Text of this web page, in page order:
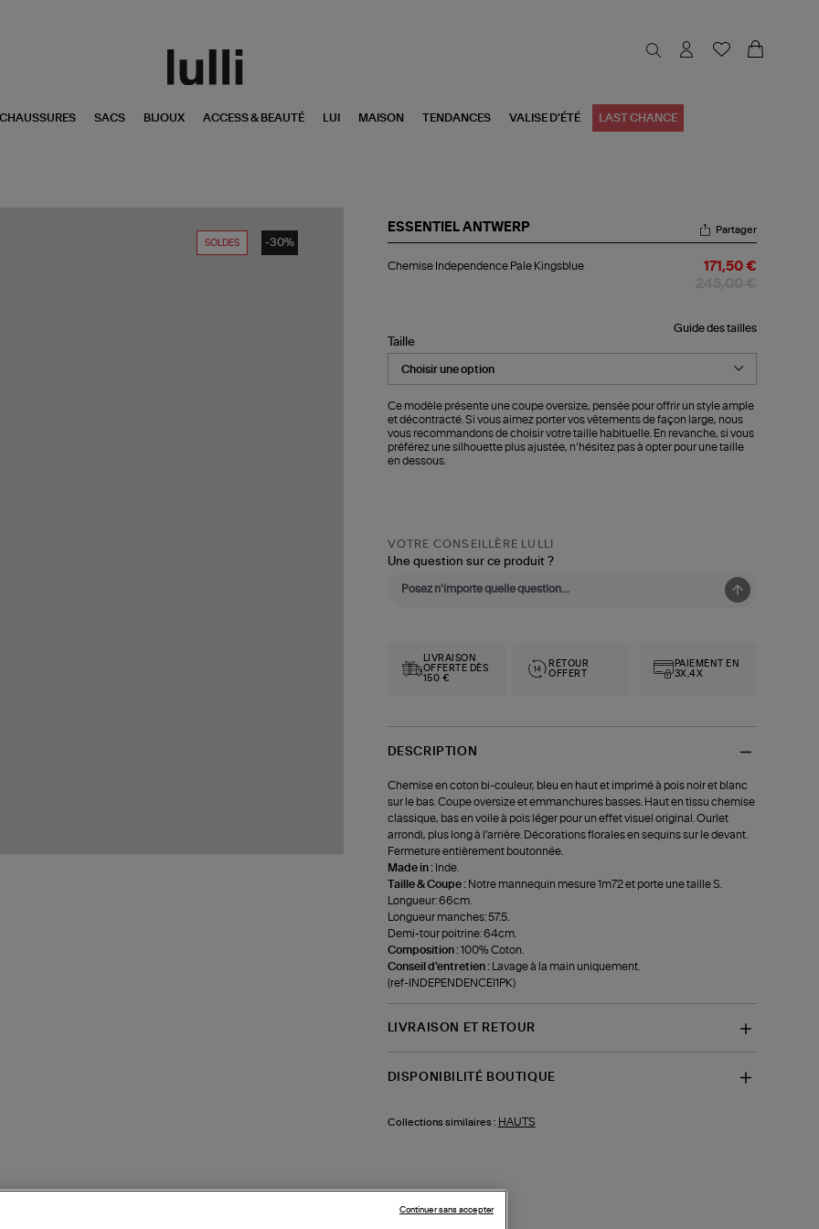
CHAUSSURES SACS BIJOUX ACCESS & BEAUTÉ LUI MAISON TENDANCES VALISE D'ÉTÉ LAST CHANCE
SOLDES -30%
ESSENTIEL ANTWERP
Independence
Partager
Chemise Independence Pale Kingsblue 171,50 €
Guide des tailles
Taille
Ce modèle présente une coupe oversize, pensée pour offrir un style ample
et décontracté. Si vous aimez porter vos vêtements de façon large, nous
vous recommandons de choisir votre taille habituelle. En revanche, si vous
préférez une silhouette plus ajustée, n’hésitez pas à opter pour une taille
en dessous.
VOTRE CONSEILLÈRE LULLI
Une question sur ce produit ?
LIVRAISON
OFFERTE DÈS
150 €
RETOUR
OFFERT
PAIEMENT EN
3X,4X
DESCRIPTION
Chemise en coton bi-couleur, bleu en haut et imprimé à pois noir et blanc
sur le bas. Coupe oversize et emmanchures basses. Haut en tissu chemise
classique, bas en voile à pois léger pour un effet visuel original. Ourlet
arrondi, plus long à l’arrière. Décorations florales en sequins sur le devant.
Fermeture entièrement boutonnée.
Made in : Inde.
Taille & Coupe : Notre mannequin mesure 1m72 et porte une taille S.
Longueur: 66cm.
Longueur manches: 57.5.
Demi-tour poitrine: 64cm.
Composition :100% Coton.
Conseil d'entretien :
Lavage à la main uniquement.
(ref-INDEPENDENCEI1PK)
LIVRAISON ET RETOUR
DISPONIBILITÉ BOUTIQUE
Collections similaires : HAUTS
Continuer sans accepter